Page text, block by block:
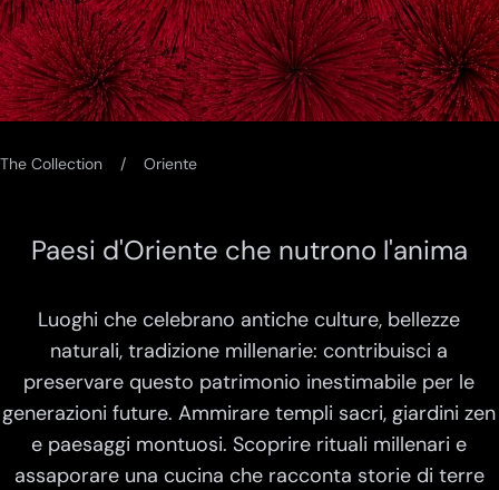
The Collection Oriente
Paesi d'Oriente che nutrono l'anima
Luoghi che celebrano antiche culture, bellezze
naturali, tradizione millenarie: contribuisci a
preservare questo patrimonio inestimabile per le
generazioni future. Ammirare templi sacri, giardini zen
e paesaggi montuosi. Scoprire rituali millenari e
assaporare una cucina che racconta storie di terre